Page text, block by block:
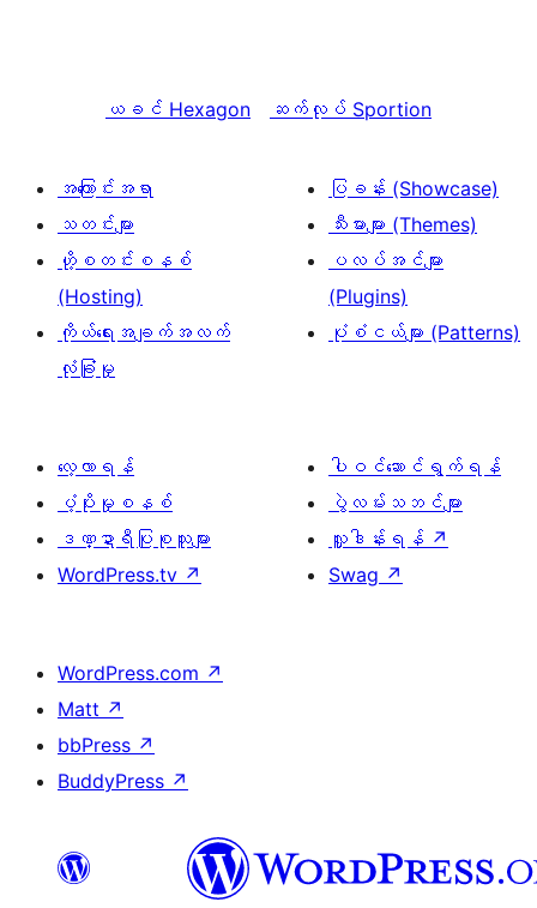
ယခင် Hexagon ဆက်လုပ် Sportion
အကြောင်းအရာ
သတင်းများ
ဟို့စတင်းစနစ်
(Hosting)
ကိုယ်ရေးအချက်အလက်
လုံခြုံမှု
ပြခန်း (Showcase)
သီးမားများ (Themes)
ပလပ်အင်များ
(Plugins)
ပုံစံငယ်များ (Patterns)
လေ့လာရန်
ပံ့ပိုးမှုစနစ်
ဒဏ္ဍာရီပြုစုသူများ
WordPress.tv ↗
ပါဝင်ဆောင်ရွက်ရန်
ပွဲလမ်းသဘင်များ
လှူဒါန်းရန် ↗
Swag ↗
WordPress.com ↗
Matt ↗
bbPress ↗
BuddyPress ↗